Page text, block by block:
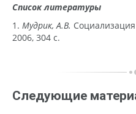
Список литературы
1. Мудрик, А.В.
2006, 304 с.
Следующие